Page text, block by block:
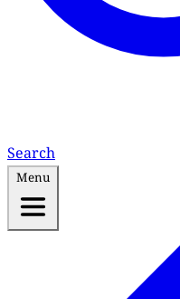
Search
Menu